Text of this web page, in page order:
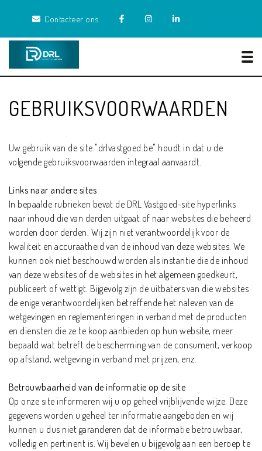
Contacteer ons
GEBRUIKSVOORWAARDEN
Uw gebruik van de site "drlvastgoed.be" houdt in dat u de
volgende gebruiksvoorwaarden integraal aanvaardt.
Links naar andere sites
In bepaalde rubrieken bevat de DRL Vastgoed-site hyperlinks
naar inhoud die van derden uitgaat of naar websites die beheerd
worden door derden. Wij zijn niet verantwoordelijk voor de
kwaliteit en accuraatheid van de inhoud van deze websites. We
kunnen ook niet beschouwd worden als instantie die de inhoud
van deze websites of de websites in het algemeen goedkeurt,
publiceert of wettigt. Bijgevolg zijn de uitbaters van die websites
de enige verantwoordelijken betreffende het naleven van de
wetgevingen en reglementeringen in verband met de producten
en diensten die ze te koop aanbieden op hun website, meer
bepaald wat betreft de bescherming van de consument, verkoop
op afstand, wetgeving in verband met prijzen, enz.
Betrouwbaarheid van de informatie op de site
Op onze site informeren wij u op geheel vrijblijvende wijze. Deze
gegevens worden u geheel ter informatie aangeboden en wij
kunnen u dus niet garanderen dat de informatie betrouwbaar,
volledig en pertinent is. Wij bevelen u bijgevolg aan een beroep te